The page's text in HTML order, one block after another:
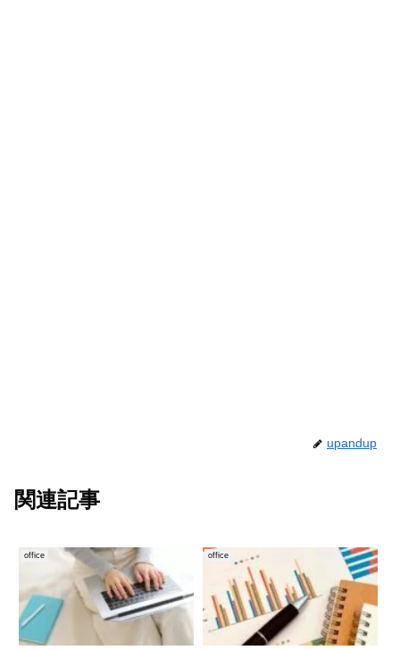
upandup
関連記事
office office